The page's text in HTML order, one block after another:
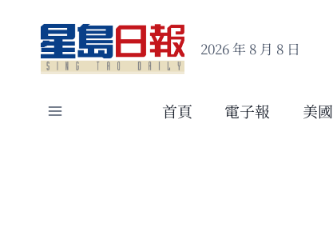
content
2026 年 8 月 8 日
首頁 電子報 美國